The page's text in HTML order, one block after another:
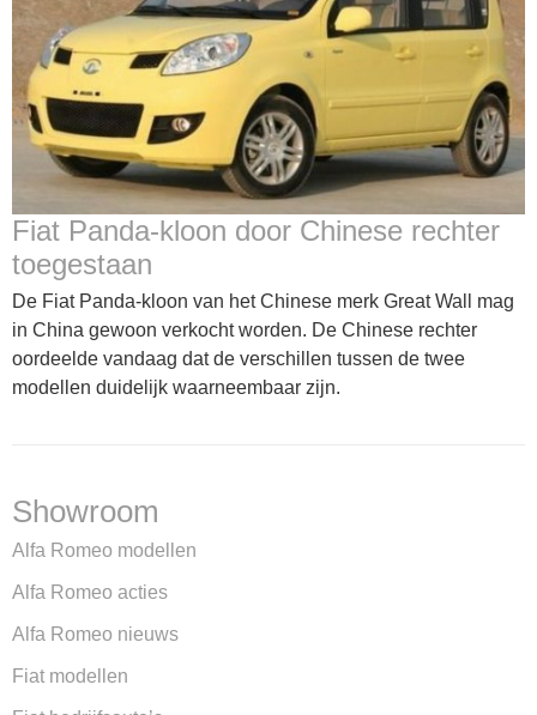
Fiat Panda-kloon door Chinese rechter
toegestaan
De Fiat Panda-kloon van het Chinese merk Great Wall mag
in China gewoon verkocht worden. De Chinese rechter
oordeelde vandaag dat de verschillen tussen de twee
modellen duidelijk waarneembaar zijn.
Showroom
Alfa Romeo modellen
Alfa Romeo acties
Alfa Romeo nieuws
Fiat modellen